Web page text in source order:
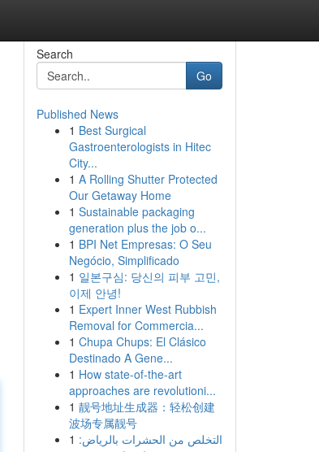
Search
Go
Published News
1 Best Surgical
Gastroenterologists in Hitec
City...
1 A Rolling Shutter Protected
Our Getaway Home
1 Sustainable packaging
generation plus the job o...
1 BPI Net Empresas: O Seu
Negócio, Simplificado
1 일본구심: 당신의 피부 고민,
이제 안녕!
1 Expert Inner West Rubbish
Removal for Commercia...
1 Chupa Chups: El Clásico
Destinado A Gene...
1 How state-of-the-art
approaches are revolutioni...
1 靓号地址生成器：轻松创建
波场专属靓号
1 التخلص من الحشرات بالرياض: